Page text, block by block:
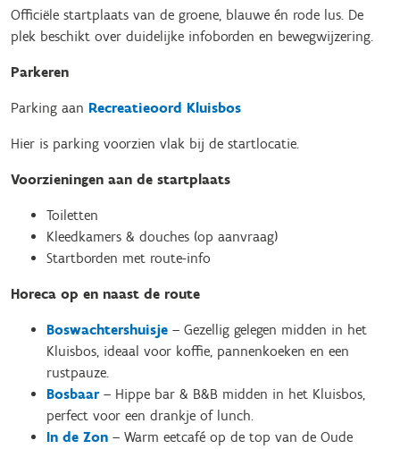
Officiële startplaats van de groene, blauwe én rode lus. De
plek beschikt over duidelijke infoborden en bewegwijzering.
Parkeren
Parking aan Recreatieoord Kluisbos
Hier is parking voorzien vlak bij de startlocatie.
Voorzieningen aan de startplaats
Toiletten
Kleedkamers & douches (op aanvraag)
Startborden met route-info
Horeca op en naast de route
Boswachtershuisje – Gezellig gelegen midden in het
Kluisbos, ideaal voor koffie, pannenkoeken en een
rustpauze.
Bosbaar– Hippe bar & B&B midden in het Kluisbos,
perfect voor een drankje of lunch.
In de Zon – Warm eetcafé op de top van de Oude